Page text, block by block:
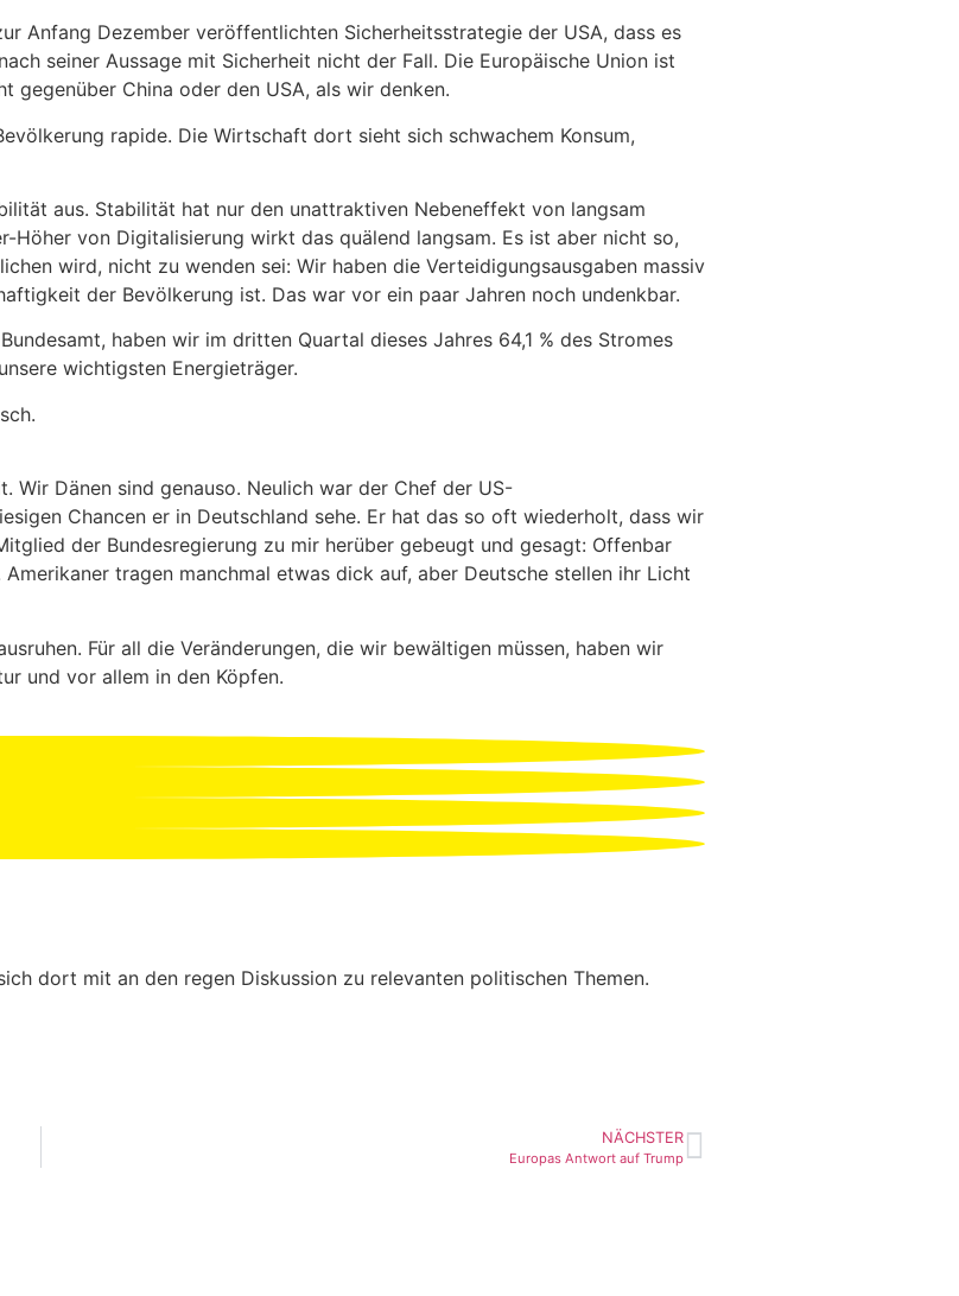
Anfang Dezember veröffentlichten Sicherheitsstrategie der USA, dass es
seiner Aussage mit Sicherheit nicht der Fall. Die Europäische Union ist
China oder den USA, als wir denken.
rapide. Die Wirtschaft dort sieht sich schwachem Konsum,
aus. Stabilität hat nur den unattraktiven Nebeneffekt von langsam
Höher von Digitalisierung wirkt das quälend langsam. Es ist aber nicht so,
wird, nicht zu wenden sei: Wir haben die Verteidigungsausgaben massiv
der Bevölkerung ist. Das war vor ein paar Jahren noch undenkbar.
haben wir im dritten Quartal dieses Jahres 64,1 % des Stromes
wichtigsten Energieträger.
Wir Dänen sind genauso. Neulich war der Chef der US-
Chancen er in Deutschland sehe. Er hat das so oft wiederholt, dass wir
der Bundesregierung zu mir herüber gebeugt und gesagt: Offenbar
tragen manchmal etwas dick auf, aber Deutsche stellen ihr Licht
Für all die Veränderungen, die wir bewältigen müssen, haben wir
und vor allem in den Köpfen.
dort mit an den regen Diskussion zu relevanten politischen Themen.
NÄCHSTER
Europas Antwort auf Trump